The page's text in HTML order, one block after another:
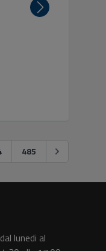
485
lunedi al